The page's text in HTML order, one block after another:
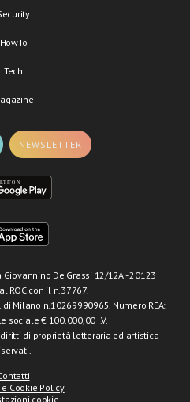
HowTo
Tech
NEWSLETTER
Giovannino De Grassi 12/12A - 20123
ROC con il n.37767.
di Milano n.10269990965. Numero REA:
sociale € 100.000,00 I.V.
di proprietà letteraria ed artistica
e Cookie Policy
cookie